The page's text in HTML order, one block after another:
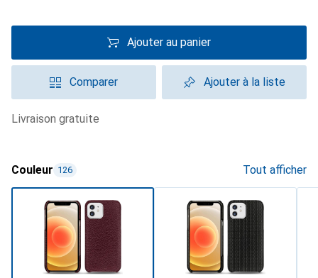
Ajouter au panier
Comparer Ajouter à la liste
livraison gratuite
Couleur 126 Tout afficher